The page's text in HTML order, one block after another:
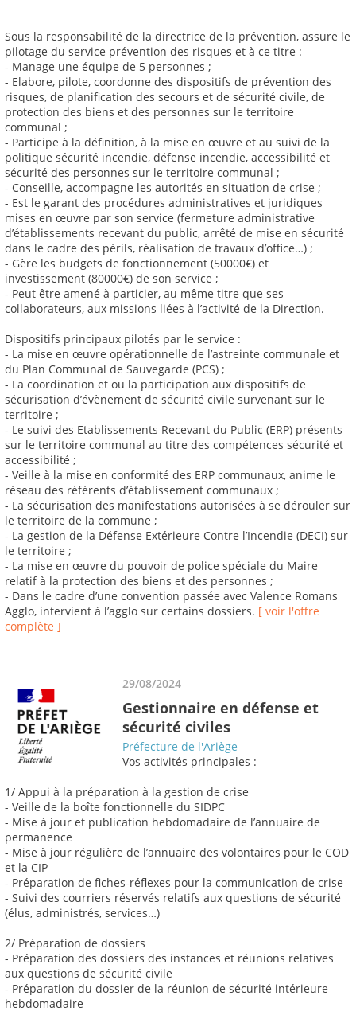
Sous la responsabilité de la directrice de la prévention, assure le
pilotage du service prévention des risques et à ce titre :
- Manage une équipe de 5 personnes ;
- Elabore, pilote, coordonne des dispositifs de prévention des
risques, de planification des secours et de sécurité civile, de
protection des biens et des personnes sur le territoire
communal ;
- Participe à la définition, à la mise en œuvre et au suivi de la
politique sécurité incendie, défense incendie, accessibilité et
sécurité des personnes sur le territoire communal ;
- Conseille, accompagne les autorités en situation de crise ;
- Est le garant des procédures administratives et juridiques
mises en œuvre par son service (fermeture administrative
d’établissements recevant du public, arrêté de mise en sécurité
dans le cadre des périls, réalisation de travaux d’office…) ;
- Gère les budgets de fonctionnement (50000€) et
investissement (80000€) de son service ;
- Peut être amené à particier, au même titre que ses
collaborateurs, aux missions liées à l’activité de la Direction.
Dispositifs principaux pilotés par le service :
- La mise en œuvre opérationnelle de l’astreinte communale et
du Plan Communal de Sauvegarde (PCS) ;
- La coordination et ou la participation aux dispositifs de
sécurisation d’évènement de sécurité civile survenant sur le
territoire ;
- Le suivi des Etablissements Recevant du Public (ERP) présents
sur le territoire communal au titre des compétences sécurité et
accessibilité ;
- Veille à la mise en conformité des ERP communaux, anime le
réseau des référents d’établissement communaux ;
- La sécurisation des manifestations autorisées à se dérouler sur
le territoire de la commune ;
- La gestion de la Défense Extérieure Contre l’Incendie (DECI) sur
le territoire ;
- La mise en œuvre du pouvoir de police spéciale du Maire
relatif à la protection des biens et des personnes ;
- Dans le cadre d’une convention passée avec Valence Romans
Agglo, intervient à l’agglo sur certains dossiers. [ voir l'offre
complète ]
29/08/2024
Gestionnaire en défense et
sécurité civiles
Préfecture de l'Ariège
Vos activités principales :
1/ Appui à la préparation à la gestion de crise
- Veille de la boîte fonctionnelle du SIDPC
- Mise à jour et publication hebdomadaire de l’annuaire de
permanence
- Mise à jour régulière de l’annuaire des volontaires pour le COD
et la CIP
- Préparation de fiches-réflexes pour la communication de crise
- Suivi des courriers réservés relatifs aux questions de sécurité
(élus, administrés, services…)
2/ Préparation de dossiers
- Préparation des dossiers des instances et réunions relatives
aux questions de sécurité civile
- Préparation du dossier de la réunion de sécurité intérieure
hebdomadaire